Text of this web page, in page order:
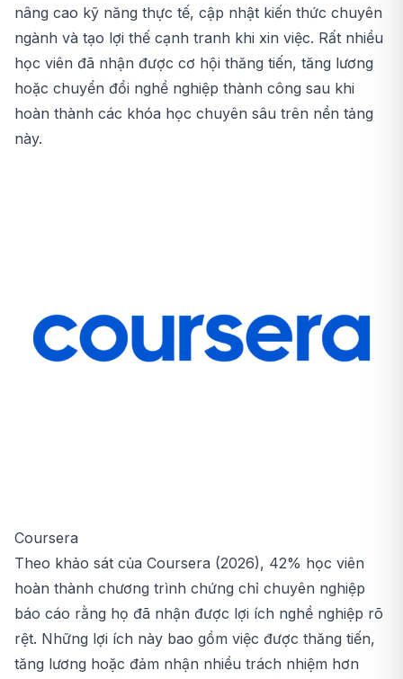
nâng cao kỹ năng thực tế, cập nhật kiến thức chuyên
ngành và tạo lợi thế cạnh tranh khi xin việc. Rất nhiều
học viên đã nhận được cơ hội thăng tiến, tăng lương
hoặc chuyển đổi nghề nghiệp thành công sau khi
hoàn thành các khóa học chuyên sâu trên nền tảng
này.
Coursera
Theo khảo sát của Coursera (2026), 42% học viên
hoàn thành chương trình chứng chỉ chuyên nghiệp
báo cáo rằng họ đã nhận được lợi ích nghề nghiệp rõ
rệt. Những lợi ích này bao gồm việc được thăng tiến,
tăng lương hoặc đảm nhận nhiều trách nhiệm hơn